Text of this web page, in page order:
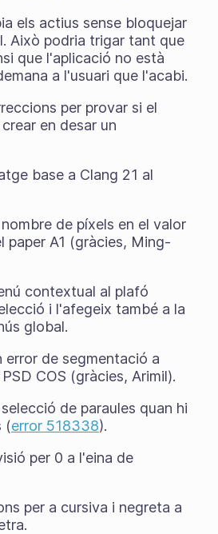
els actius sense bloquejar
Això podria trigar tant que
que l'aplicació no està
a l'usuari que l'acabi.
per provar si el
en desar un
base a Clang 21 al
de píxels en el valor
paper A1 (gràcies, Ming-
contextual al plafó
i l'afegeix també a la
global.
error de segmentació a
COS (gràcies, Arimil).
de paraules quan hi
(error 518338).
per 0 a l'eina de
per a cursiva i negreta a